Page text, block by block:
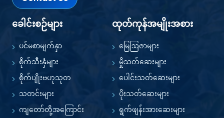
ခေါင်းစဉ်များ
ပင်မစာမျက်နှာ
စိုက်သီးနှံများ
စိုက်ပျိုးဗဟုသုတ
သတင်းများ
ကျတော်တို့အကြောင်း
ထုတ်ကုန်အမျိုးအစား
မြေဩဇာများ
မှိုသတ်ဆေးများ
ပေါင်းသတ်ဆေးများ
ပိုးသတ်ဆေးများ
ရွက်ဖျန်းအားဆေးများ